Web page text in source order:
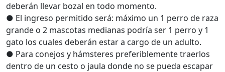
deberán llevar bozal en todo momento.
● El ingreso permitido será: máximo un 1 perro de raza
grande o 2 mascotas medianas podría ser 1 perro y 1
gato los cuales deberán estar a cargo de un adulto.
● Para conejos y hámsteres preferiblemente traerlos
dentro de un cesto o jaula donde no se pueda escapar